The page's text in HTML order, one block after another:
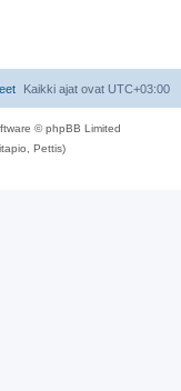
Kaikki ajat ovat UTC+03:00
© phpBB Limited
Pettis)